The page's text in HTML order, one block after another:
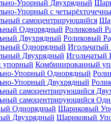
Роликовый
Роликовый
Игольчатый
Комбинированный
Шариковый
Шариковый